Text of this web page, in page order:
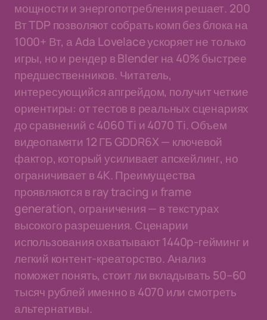
мощности и энергопотребления решает. 200
Вт TDP позволяют собрать комп без блока на
1000+ Вт, а Ada Lovelace ускоряет не только
игры, но и рендер в Blender на 40% быстрее
предшественников. Читатель,
интересующийся апгрейдом, получит четкие
ориентиры: от тестов в реальных сценариях
до сравнений с 4060 Ti и 4070 Ti. Объем
видеопамяти 12 ГБ GDDR6X — ключевой
фактор, который усиливает апскейлинг, но
ограничивает в 4K. Преимущества
проявляются в ray tracing и frame
generation, ограничения — в текстурах
высокого разрешения. Сценарии
использования охватывают 1440p-гейминг и
легкий контент-креаторство. Анализ
поможет понять, стоит ли вкладывать 50–60
тысяч рублей именно в 4070 или смотреть
альтернативы.